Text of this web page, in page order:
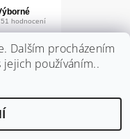
podmínkami
práva vyhrazena
Dalším procházením
používáním..